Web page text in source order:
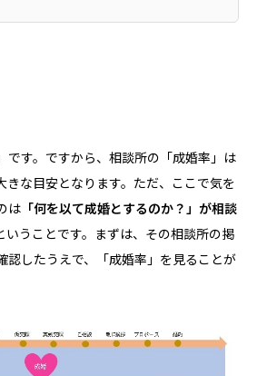
です。ですから、相談所の「成婚率」は
きな目安となります。ただ、ここで気を
は 「何を以て成婚とするのか？」が相談
いうことです。まずは、その相談所の掲
認したうえで、「成婚率」を見ることが